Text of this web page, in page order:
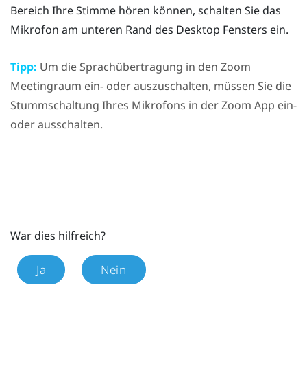
Bereich Ihre Stimme hören können, schalten Sie das
Mikrofon am unteren Rand des Desktop Fensters ein.
Tipp: Um die Sprachübertragung in den Zoom
Meetingraum ein- oder auszuschalten, müssen Sie die
Stummschaltung Ihres Mikrofons in derZoom App ein-
oder ausschalten.
War dies hilfreich?
Ja Nein